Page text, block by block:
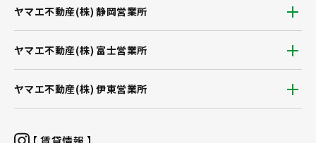
ヤマエ不動産(株) 静岡営業所
ヤマエ不動産(株) 富士営業所
ヤマエ不動産(株) 伊東営業所